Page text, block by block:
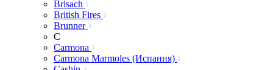
Brisach
British Fires
Brunner
C
Carmona
Carmona Marmoles (Испания)